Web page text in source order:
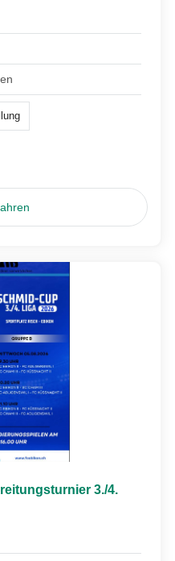
3./4.